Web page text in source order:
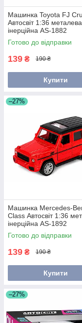
Машинка Toyota FJ
Автосвіт 1:36 металева
інерційна AS-1882
Готово до відправки
139 ₴ 190 ₴
Купити
–27%
Машинка Mercedes-
Class Автосвіт 1:36
інерційна AS-1892
Готово до відправки
139 ₴ 190 ₴
Купити
–27%